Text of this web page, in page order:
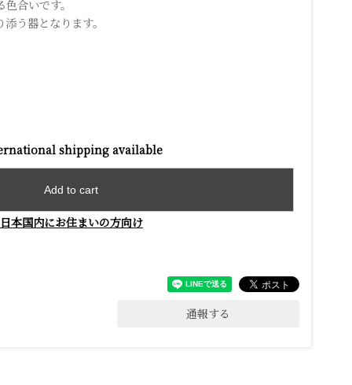
合いです。
う器となります。
shipping available
Add to cart
日本国内にお住まいの方向け
通報する